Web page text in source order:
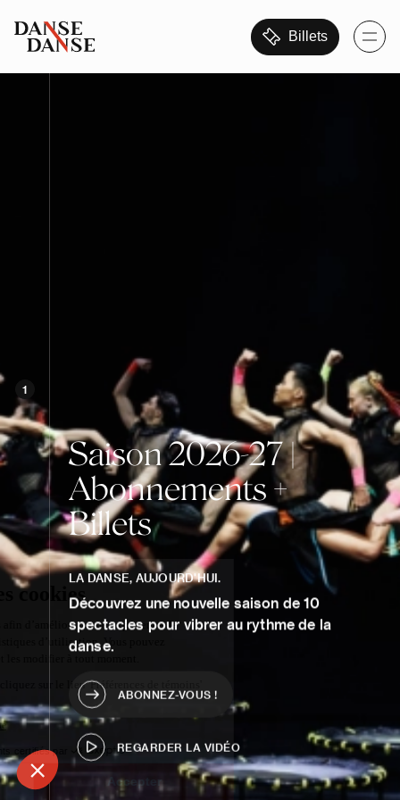
Billets
1
Saison2026-27|
Abonnements +
Billets
LA DANSE, AUJOURD'HUI.
Découvrez une nouvelle saison de 10
spectacles pour vibrer au rythme de la
danse.
ABONNEZ-VOUS !
REGARDER LA VIDÉO